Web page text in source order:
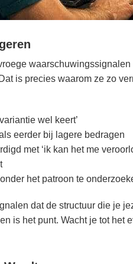
is precies waarom ze zo
wel keert’
eerder bij lagere bedragen
met ‘ik kan het me
het patroon te
dat de structuur die je
is het punt. Wacht je tot het